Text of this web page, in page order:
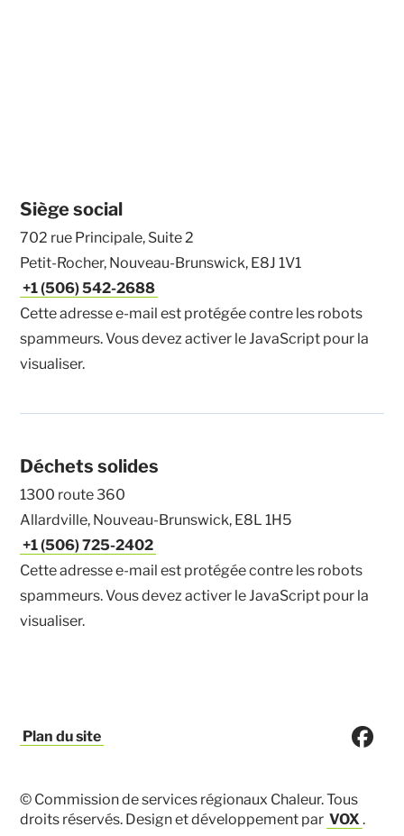
Siège social
702 rue Principale, Suite 2
Petit-Rocher, Nouveau-Brunswick, E8J 1V1
+1 (506) 542-2688
Cette adresse e-mail est protégée contre les robots
spammeurs. Vous devez activer le JavaScript pour la
visualiser.
Déchets solides
1300 route 360
Allardville, Nouveau-Brunswick, E8L 1H5
+1 (506) 725-2402
Cette adresse e-mail est protégée contre les robots
spammeurs. Vous devez activer le JavaScript pour la
visualiser.
© Commission de services régionaux Chaleur. Tous
droits réservés. Design et développement par VOX .
Plan du site